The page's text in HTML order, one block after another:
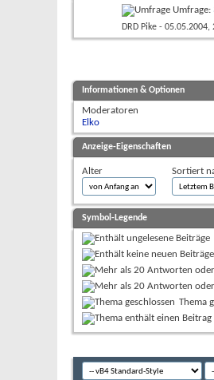
Umfrage:
DRD Pike - 05.05.2004,
Informationen & Optionen
Moderatoren
Elko
Anzeige-Eigenschaften
Alter Sortiert
Symbol-Legende
Thema